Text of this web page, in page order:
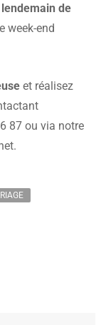
de
week-end
et réalisez
87 ou via notre